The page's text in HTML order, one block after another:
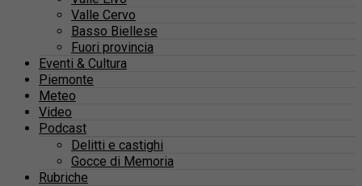
Valle Cervo
Basso Biellese
Fuori provincia
Eventi & Cultura
Piemonte
Meteo
Video
Podcast
Delitti e castighi
Gocce di Memoria
Rubriche